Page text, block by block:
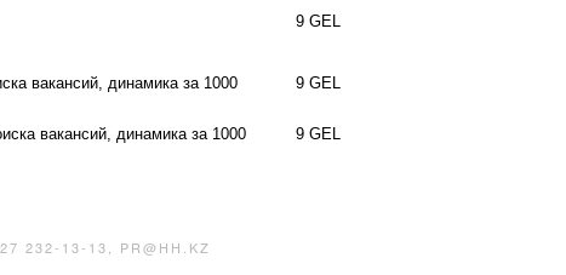
9 GEL
9 GEL
вакансий, динамика за 1000
9 GEL
вакансий, динамика за 1000
13-13, PR@HH.KZ